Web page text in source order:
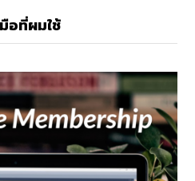
อที่ผมใช้